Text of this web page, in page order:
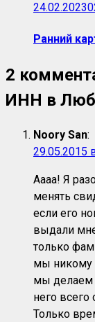
24.02.2023
Ранний
2
ИНН в
Noory San:
29.05.2015
Аааа! Я
менять
если его
выдали
только
мы никому
мы делаем
него
Только